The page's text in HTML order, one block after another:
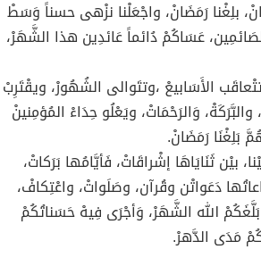
بلِغْنا رَمَضَانْ، واجْعَلْنا نزْهى حسناً وَسَطْ
عَسَاكُمْ دُائماً عَائدِين هذا الشَّهَرْ،
الأَسَابيعْ ،وتتَوالى الشُهُورْ، ويقْتَرِبْ
وَالرَحْمَاتْ، ويَعْلُو حِدَاءْ المُؤمِنينْ
بَلِغْنَا رَمَضَانْ.
بيْن ثَنَايَاهَا إشْراقَاتْ، فَأيَّامُها بَرَكاتْ،
دَعَواتْن وقُرآن، وصَلَواتْ، واعْتِكافْ،
الله الشَّهَرْ، وَأجْرَى فِيهْ حَسَناتُكُمْ
مَدَى الدَّهرْ.